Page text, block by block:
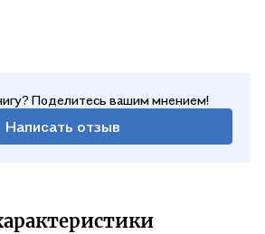
Поделитесь вашим мнением!
Написать отзыв